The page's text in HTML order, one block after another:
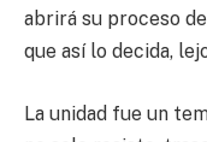
abrirá su proceso
que así lo decida,
La unidad fue un